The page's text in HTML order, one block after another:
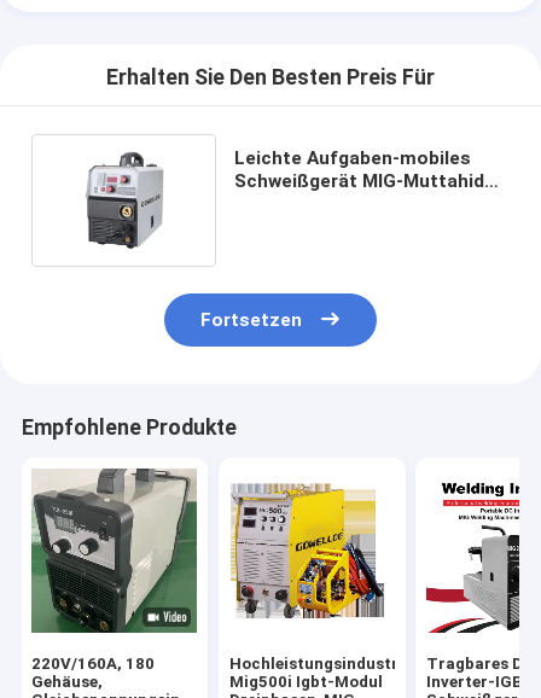
Erhalten Sie Den Besten Preis Für
Leichte Aufgaben-mobiles
Schweißgerät MIG-Muttahida
Fortsetzen
Empfohlene Produkte
220V/160A, 180
Gehäuse,
Hochleistungsindustrie
Mig500i Igbt-Modul
Tragbares DC-
Inverter-